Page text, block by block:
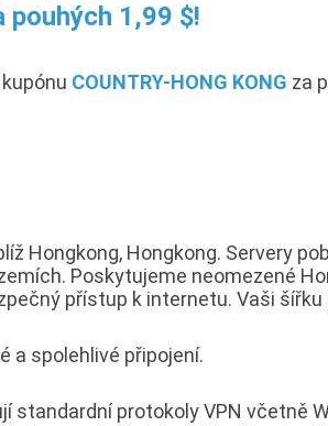
1,99 $!
COUNTRY-HONG KONG za
Hongkong, Hongkong. Servery
Poskytujeme neomezené
přístup k internetu. Vaši
a spolehlivé připojení.
protokoly VPN včetně